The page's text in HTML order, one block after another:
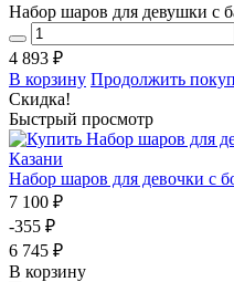
Набор шаров для девушки с
4 893 ₽
В корзину Продолжить
Скидка!
Быстрый просмотр
Набор шаров для девочки с
7 100 ₽
-355 ₽
6 745 ₽
В корзину